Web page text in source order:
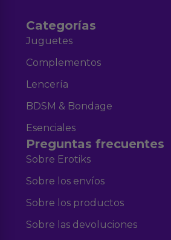
Categorías
Juguetes
Complementos
Lencería
BDSM & Bondage
Esenciales
Preguntas frecuentes
Sobre Erotiks
Sobre los envíos
Sobre los productos
Sobre las devoluciones